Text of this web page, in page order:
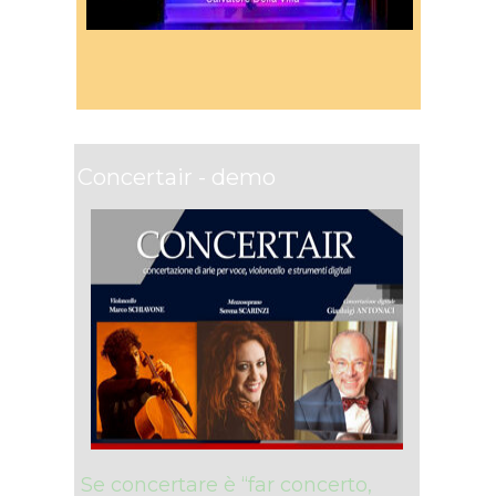
Concertair - demo
Se concertare è “far concerto,